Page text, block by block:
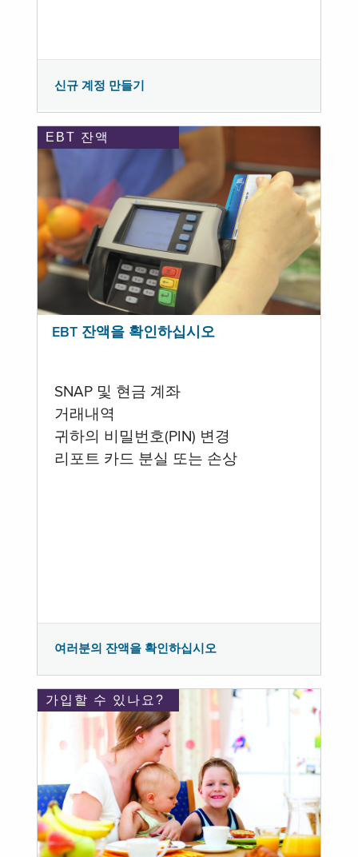
신규 계정 만들기
EBT 잔액
EBT 잔액을 확인하십시오
SNAP 및 현금 계좌
거래내역
귀하의 비밀번호(PIN) 변경
리포트 카드 분실 또는 손상
여러분의 잔액을 확인하십시오
가입할 수 있나요?